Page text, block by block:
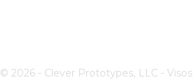
© 2026 - Clever Prototypes, LLC -